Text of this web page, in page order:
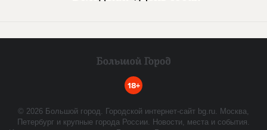
18+
© 2026 Большой город. Городской интернет-сайт bg.ru. Москва,
Петербург и крупные города России. Новости, места и события.